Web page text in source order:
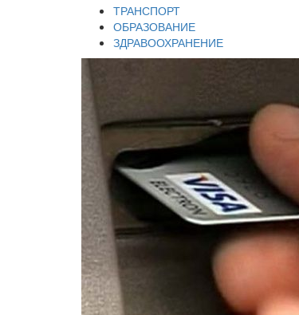
ТРАНСПОРТ
ОБРАЗОВАНИЕ
ЗДРАВООХРАНЕНИЕ